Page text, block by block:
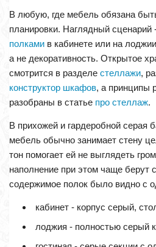
В любую, где мебель обязана
планировки. Наглядный сценарий
полками в кабинете или на
а не декоративность. Открытое
смотрится в разделе стеллажи,
конструктор шкафов, а принципы
разобраны в статье про стеллаж.
В прихожей и гардеробной серая
мебель обычно занимает стену
тон помогает ей не выглядеть
наполнение при этом чаще берут
содержимое полок было видно с
кабинет - корпус серый,
лоджия - полностью серый